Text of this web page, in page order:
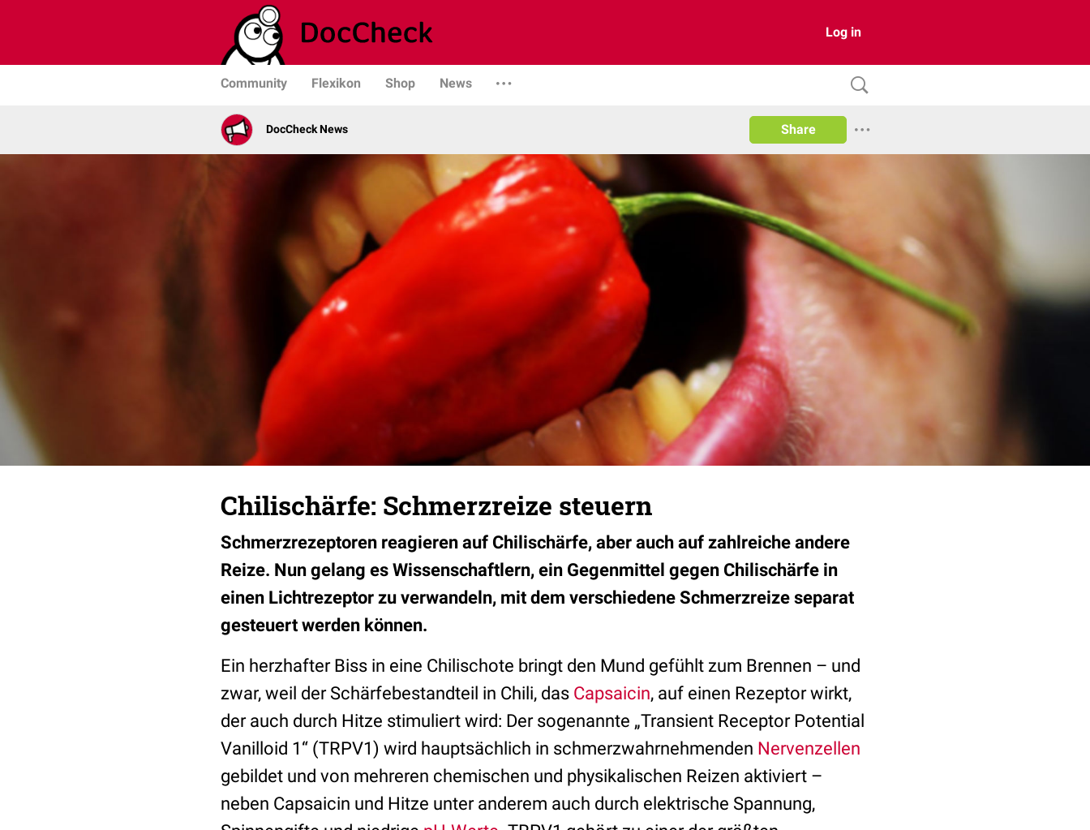
Log in
Community Flexikon Shop News
DocCheck News Share
Chilischärfe: Schmerzreize steuern
Schmerzrezeptoren reagieren auf Chilischärfe, aber auch auf zahlreiche andere
Reize. Nun gelang es Wissenschaftlern, ein Gegenmittel gegen Chilischärfe in
einen Lichtrezeptor zu verwandeln, mit dem verschiedene Schmerzreize separat
gesteuert werden können.
Ein herzhafter Biss in eine Chilischote bringt den Mund gefühlt zum Brennen – und
zwar, weil der Schärfebestandteil in Chili, das Capsaicin, auf einen Rezeptor wirkt,
der auch durch Hitze stimuliert wird: Der sogenannte „Transient Receptor Potential
Vanilloid 1“ (TRPV1) wird hauptsächlich in schmerzwahrnehmenden Nervenzellen
gebildet und von mehreren chemischen und physikalischen Reizen aktiviert –
neben Capsaicin und Hitze unter anderem auch durch elektrische Spannung,